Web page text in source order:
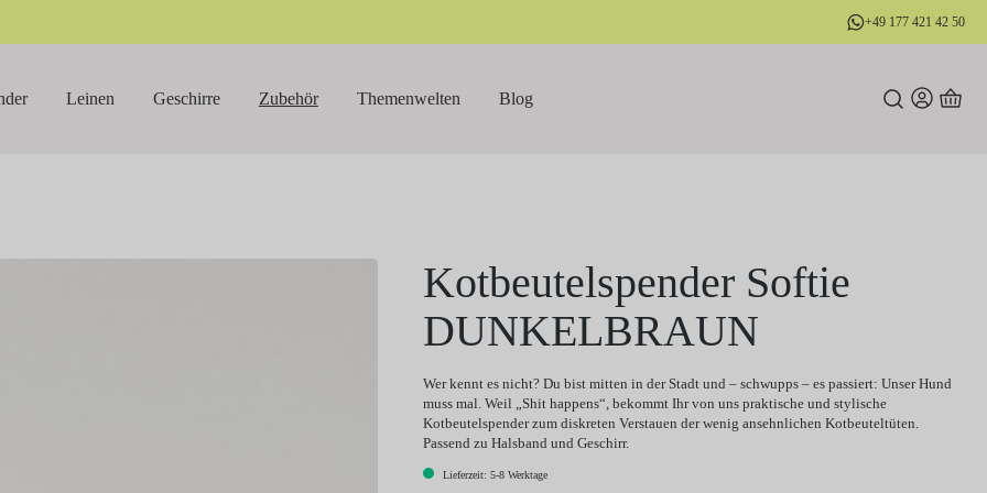
+49 177 421 42 50
Leinen Geschirre Zubehör Themenwelten Blog
Kotbeutelspender Softie
DUNKELBRAUN
Wer kennt es nicht? Du bist mitten in der Stadt und – schwupps – es passiert: Unser Hund
muss mal. Weil „Shit happens“, bekommt Ihr von uns praktische und stylische
Kotbeutelspender zum diskreten Verstauen der wenig ansehnlichen Kotbeuteltüten.
Passend zu Halsband und Geschirr.
Lieferzeit: 5-8 Werktage